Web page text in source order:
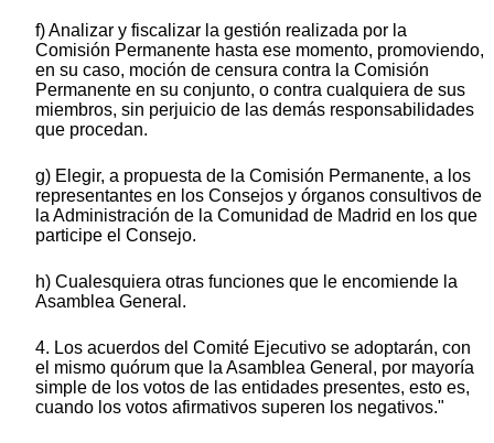
f) Analizar y fiscalizar la gestión realizada por la
Comisión Permanente hasta ese momento, promoviendo,
en su caso, moción de censura contra la Comisión
Permanente en su conjunto, o contra cualquiera de sus
miembros, sin perjuicio de las demás responsabilidades
que procedan.
g) Elegir, a propuesta de la Comisión Permanente, a los
representantes en los Consejos y órganos consultivos de
la Administración de la Comunidad de Madrid en los que
participe el Consejo.
h) Cualesquiera otras funciones que le encomiende la
Asamblea General.
4. Los acuerdos del Comité Ejecutivo se adoptarán, con
el mismo quórum que la Asamblea General, por mayoría
simple de los votos de las entidades presentes, esto es,
cuando los votos afirmativos superen los negativos."